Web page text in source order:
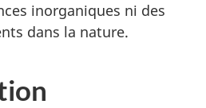
inorganiques ni des
dans la nature.